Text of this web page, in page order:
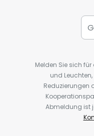
Melden Sie sich
und
Reduzierungen
Abmeldung ist